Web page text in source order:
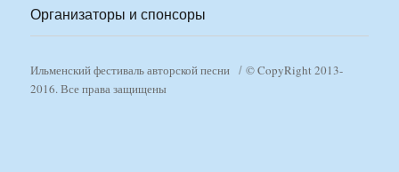
Организаторы и спонсоры
Ильменский фестиваль авторской песни
© CopyRight 2013-
2016. Все права защищены